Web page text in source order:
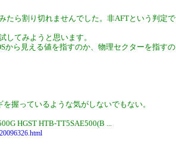
たら割り切れませんでした。非AFTという判定で
してみようと思います。
から見える値を指すのか、物理セクターを指すの
握っているような気がしないでもない。
HGST HTB-TT5SAE500(B ...